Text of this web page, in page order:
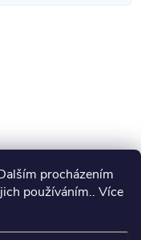
procházením
používáním.. Více
online.sk